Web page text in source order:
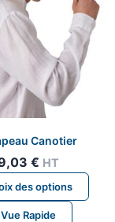
Canotier
€ HT
des options
Ce
Vue Rapide